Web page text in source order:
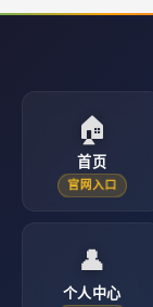
🏠
首页
官网入口
👤
个人中心